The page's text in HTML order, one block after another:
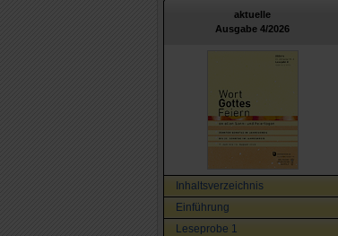
aktuelle
Ausgabe 4/2026
Inhaltsverzeichnis
Einführung
Leseprobe 1